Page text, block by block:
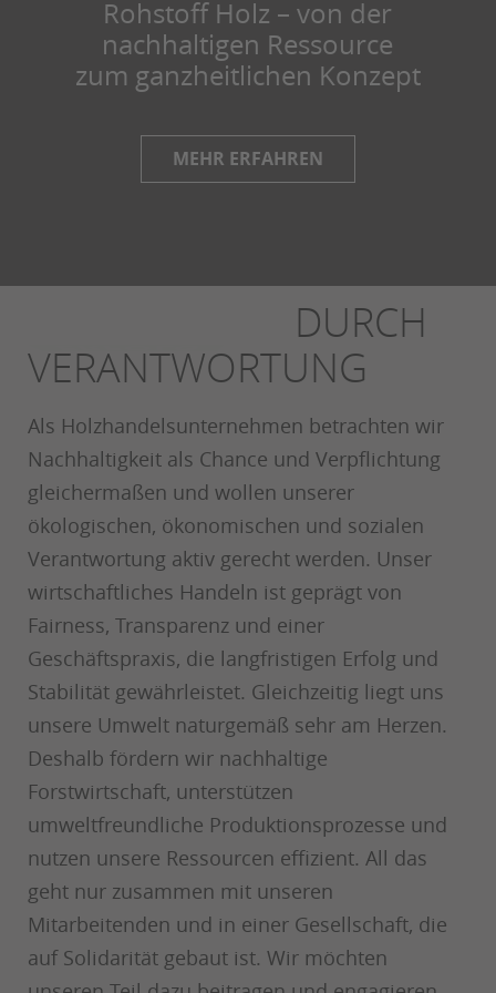
Rohstoff Holz – von der
nachhaltigen Ressource
zum ganzheitlichen Konzept
MEHR ERFAHREN
DURCH
VERANTWORTUNG
Als Holzhandelsunternehmen betrachten wir
Nachhaltigkeit als Chance und Verpflichtung
gleichermaßen und wollen unserer
ökologischen, ökonomischen und sozialen
Verantwortung aktiv gerecht werden. Unser
wirtschaftliches Handeln ist geprägt von
Fairness, Transparenz und einer
Geschäftspraxis, die langfristigen Erfolg und
Stabilität gewährleistet. Gleichzeitig liegt uns
unsere Umwelt naturgemäß sehr am Herzen.
Deshalb fördern wir nachhaltige
Forstwirtschaft, unterstützen
umweltfreundliche Produktionsprozesse und
nutzen unsere Ressourcen effizient. All das
geht nur zusammen mit unseren
Mitarbeitenden und in einer Gesellschaft, die
auf Solidarität gebaut ist. Wir möchten